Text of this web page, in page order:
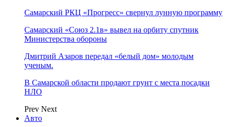
Самарский РКЦ «Прогресс» свернул лунную программу
Самарский «Союз 2.1в» вывел на орбиту спутник
Министерства обороны
Дмитрий Азаров передал «белый дом» молодым
ученым.
В Самарской области продают грунт с места посадки
НЛО
Prev Next
Авто